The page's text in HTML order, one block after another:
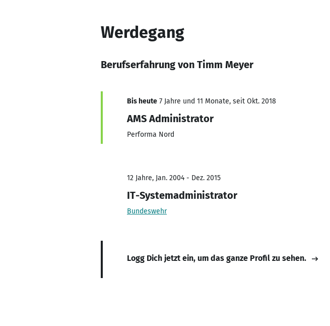
Werdegang
Berufserfahrung von Timm Meyer
Bis heute 7 Jahre und 11 Monate, seit Okt. 2018
AMS Administrator
Performa Nord
12 Jahre, Jan. 2004 - Dez. 2015
IT-Systemadministrator
Bundeswehr
Logg Dich jetzt ein, um das ganze Profil zu sehen.